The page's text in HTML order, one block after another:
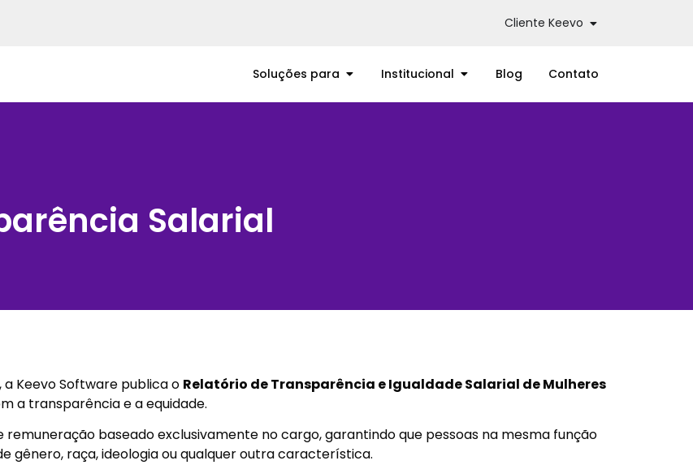
Cliente Keevo
Soluções para Institucional Blog Contato
Salarial
a Keevo Software publica o Relatório de Transparência e Igualdade Salarial de Mulheres
a transparência e a equidade.
baseado exclusivamente no cargo, garantindo que pessoas na mesma função
gênero, raça, ideologia ou qualquer outra característica.